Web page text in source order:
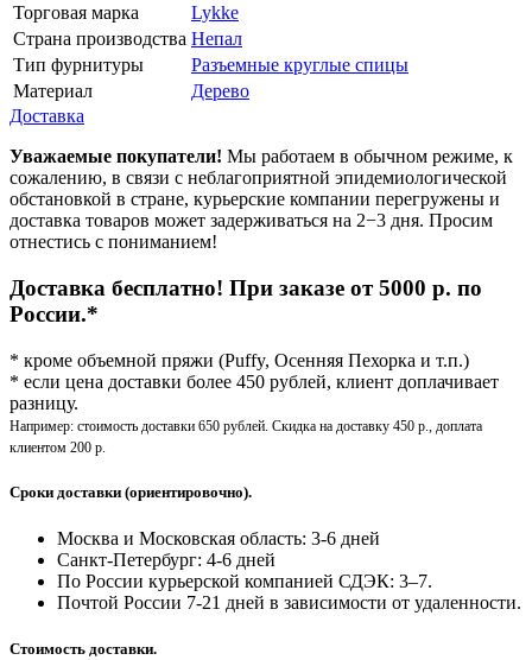
Торговая марка
Lykke
Страна производства Непал
Тип фурнитуры
Разъемные круглые спицы
Материал
Дерево
Доставка
Уважаемые покупатели! Мы работаем в обычном режиме, к
сожалению, в связи с неблагоприятной эпидемиологической
обстановкой в стране, курьерские компании перегружены и
доставка товаров может задерживаться на 2−3 дня. Просим
отнестись с пониманием!
Доставка бесплатно! При заказе от 5000 р. по
России.*
* кроме объемной пряжи (Puffy, Осенняя Пехорка и т.п.)
* если цена доставки более 450 рублей, клиент доплачивает
разницу.
Например: стоимость доставки 650 рублей. Скидка на доставку 450 р., доплата
клиентом 200 р.
Сроки доставки (ориентировочно).
Москва и Московская область: 3-6 дней
Санкт-Петербург: 4-6 дней
По России курьерской компанией СДЭК: 3–7.
Почтой России 7-21 дней в зависимости от удаленности.
Стоимость доставки.